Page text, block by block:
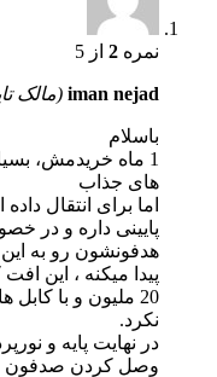
نمره 2 از 5
iman nejad (مالک
باسلام
1 ماه خریدمش،
های جذاب
اما برای انتقال
پایینی داره و در
هدفونشون رو به
پیدا میکنه ، این
20 ملیون و با
نکرد.
در نهایت پایه و
وصل کردن صدفون